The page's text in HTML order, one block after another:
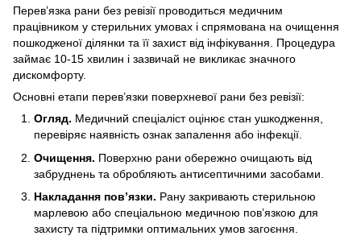
Перев’язка рани без ревізії проводиться медичним
працівником у стерильних умовах і спрямована на очищення
пошкодженої ділянки та її захист від інфікування. Процедура
займає 10-15 хвилин і зазвичай не викликає значного
дискомфорту.
Основні етапи перев’язки поверхневої рани без ревізії:
Огляд. Медичний спеціаліст оцінює стан ушкодження,
перевіряє наявність ознак запалення або інфекції.
Очищення. Поверхню рани обережно очищають від
забруднень та обробляють антисептичними засобами.
Накладання пов’язки. Рану закривають стерильною
марлевою або спеціальною медичною пов’язкою для
захисту та підтримки оптимальних умов загоєння.